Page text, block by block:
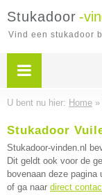
Stukadoor -
Vind een stukadoor
U bent nu hier: Home »
Stukadoor
Stukadoor-vinden.nl
Dit geldt ook voor de
bovenaan deze
of ga naar direct